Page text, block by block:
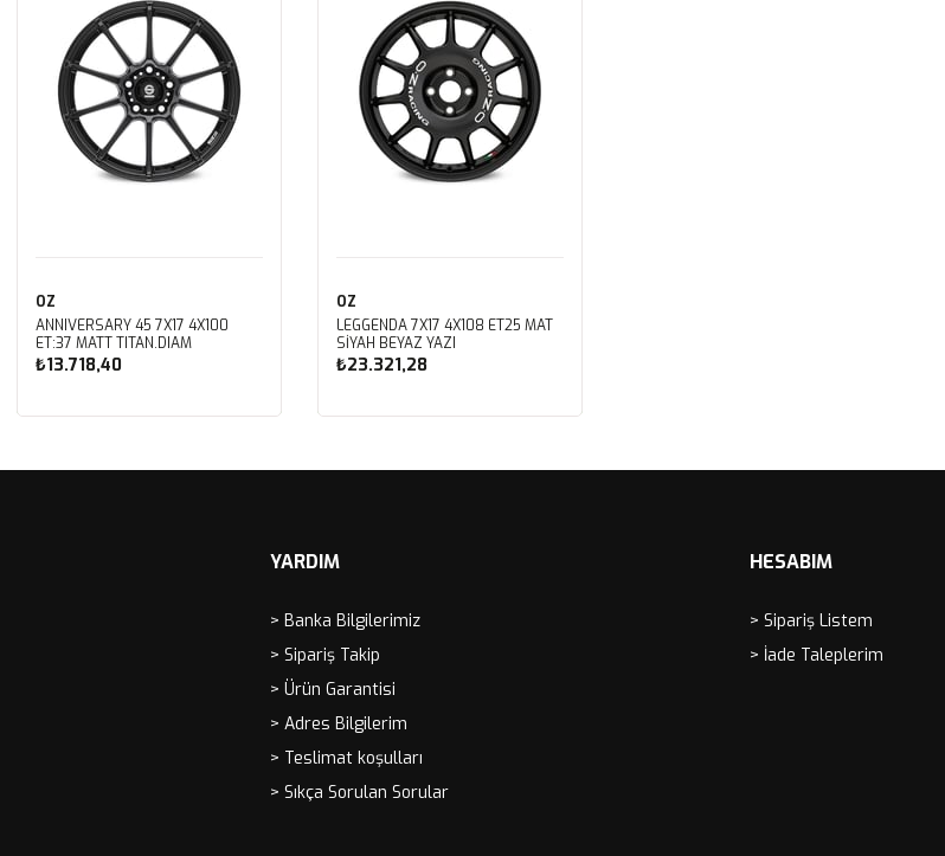
OZ
ANNIVERSARY 45 7X17 4X100
ET:37 MATT TITAN.DIAM
₺13.718,40
OZ
LEGGENDA 7X17 4X108 ET25 MAT
SİYAH BEYAZ YAZI
₺23.321,28
YARDIM
> Banka Bilgilerimiz
> Sipariş Takip
> Ürün Garantisi
> Adres Bilgilerim
> Teslimat koşulları
> Sıkça Sorulan Sorular
HESABIM
> Sipariş Listem
> İade Taleplerim